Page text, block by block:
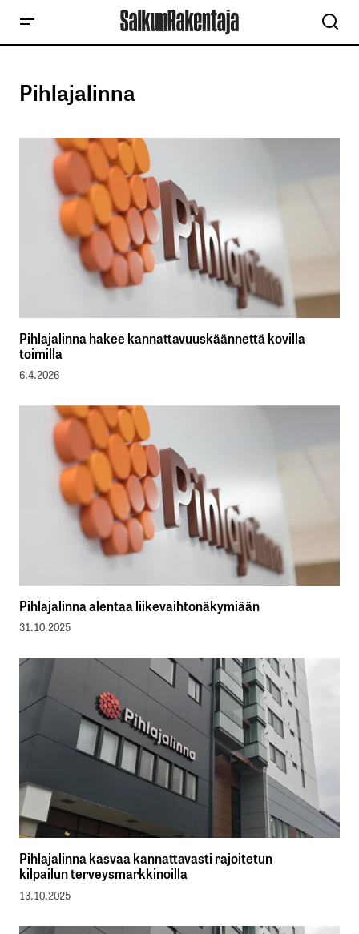
Pihlajalinna
Pihlajalinna hakee kannattavuuskäännettä kovilla
toimilla
6.4.2026
Pihlajalinna alentaa liikevaihtonäkymiään
31.10.2025
Pihlajalinna kasvaa kannattavasti rajoitetun
kilpailun terveysmarkkinoilla
13.10.2025